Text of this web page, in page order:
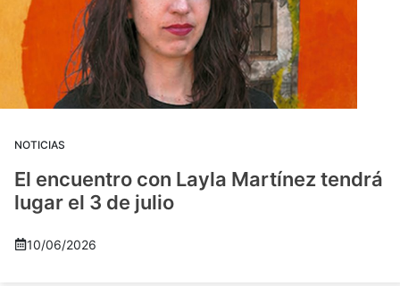
NOTICIAS
El encuentro con Layla Martínez tendrá
lugar el 3 de julio
10/06/2026